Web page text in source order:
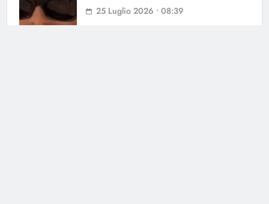
25 Luglio 2026 • 08:39